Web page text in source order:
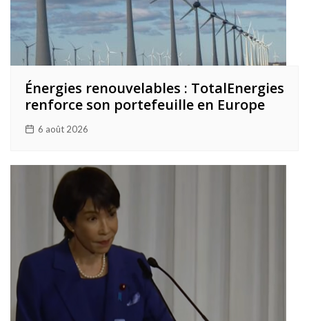
Énergies renouvelables : TotalEnergies
renforce son portefeuille en Europe
6 août 2026